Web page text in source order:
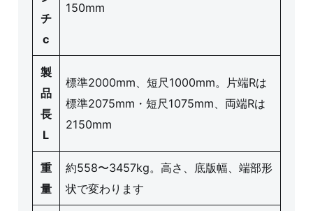
チ
c
150mm
製
品
長
L
標準2000mm、短尺1000mm。片端Rは
標準2075mm・短尺1075mm、両端Rは
2150mm
重
量
約558〜3457kg。高さ、底版幅、端部形
状で変わります